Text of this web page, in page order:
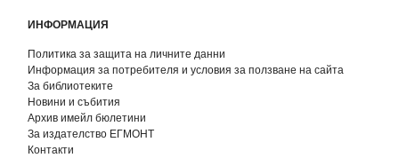
ИНФОРМАЦИЯ
Политика за защита на личните данни
Информация за потребителя и условия за ползване на сайта
За библиотеките
Новини и събития
Архив имейл бюлетини
За издателство ЕГМОНТ
Контакти